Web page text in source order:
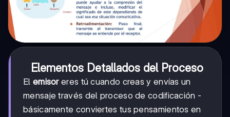
Elementos Detallados del Proceso
El emisoreres tú cuando creas y envías un
mensaje través del proceso de codificación -
básicamente conviertes tus pensamientos en